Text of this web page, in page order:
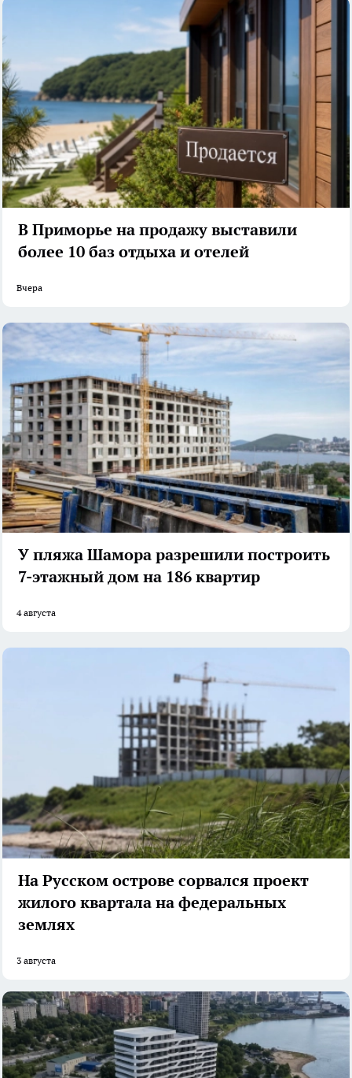
В Приморье на продажу выставили
более 10 баз отдыха и отелей
Вчера
У пляжа Шамора разрешили построить
7-этажный дом на 186 квартир
4 августа
На Русском острове сорвался проект
жилого квартала на федеральных
землях
3 августа